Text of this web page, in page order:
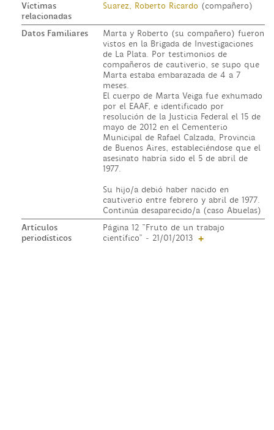
Víctimas
relacionadas
Suarez, Roberto Ricardo (compañero)
Datos Familiares
Marta y Roberto (su compañero) fueron
vistos en la Brigada de Investigaciones
de La Plata. Por testimonios de
compañeros de cautiverio, se supo que
Marta estaba embarazada de 4 a 7
meses.
El cuerpo de Marta Veiga fue exhumado
por el EAAF, e identificado por
resolución de la Justicia Federal el 15 de
mayo de 2012 en el Cementerio
Municipal de Rafael Calzada, Provincia
de Buenos Aires, estableciéndose que el
asesinato habría sido el 5 de abril de
1977.
Su hijo/a debió haber nacido en
cautiverio entre febrero y abril de 1977.
Continúa desaparecido/a (caso Abuelas)
Artículos
periodísticos
Página 12 "Fruto de un trabajo
científico" - 21/01/2013 +